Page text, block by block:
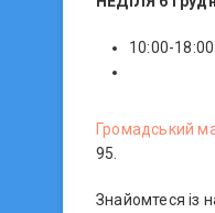
10:00-18:00
Громадський
95.
Знайомтеся із